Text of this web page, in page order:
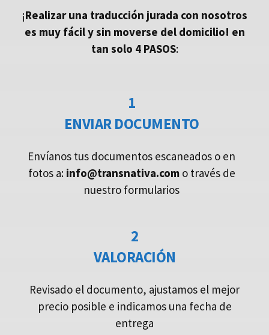
¡Realizar una traducción jurada con nosotros
es muy fácil y sin moverse del domicilio! en
tan solo 4 PASOS:
1
ENVIAR DOCUMENTO
Envíanos tus documentos escaneados o en
fotos a: info@transnativa.como través de
nuestro formularios
2
VALORACIÓN
Revisado el documento, ajustamos el mejor
precio posible e indicamos una fecha de
entrega